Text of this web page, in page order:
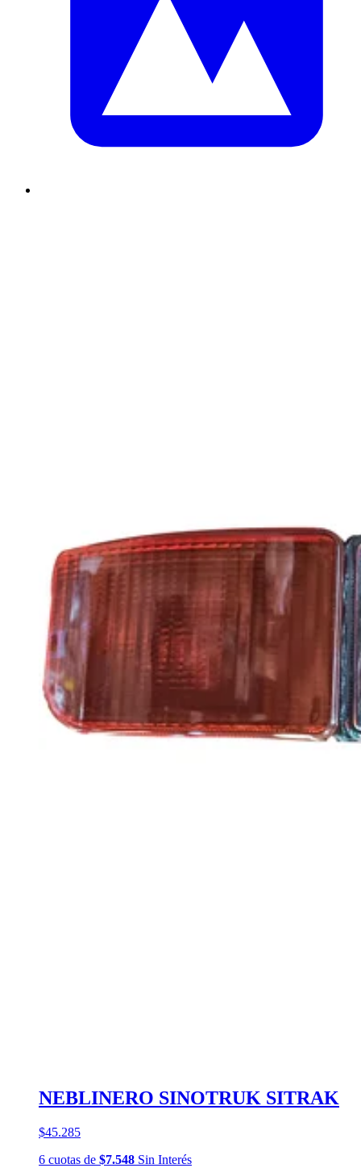
NEBLINERO SINOTRUK SITRAK
$45.285
6 cuotas de $7.548 Sin Interés